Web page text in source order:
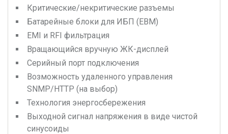
Критические/некритические разъемы
Батарейные блоки для ИБП (EBM)
EMI и RFI фильтрация
Вращающийся вручную ЖК-дисплей
Серийный порт подключения
Возможность удаленного управления
SNMP/HTTP (на выбор)
Технология энергосбережения
Выходной сигнал напряжения в виде чистой
синусоиды